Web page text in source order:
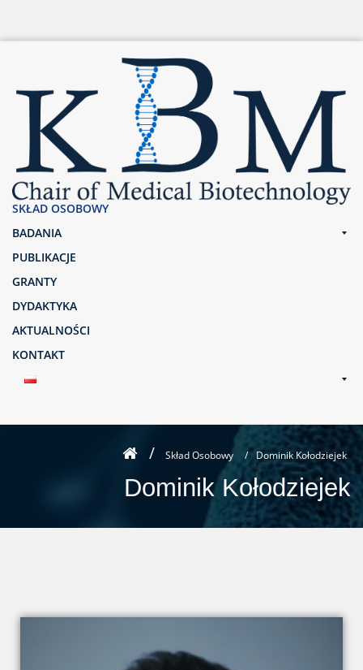
SKŁAD OSOBOWY
BADANIA
PUBLIKACJE
GRANTY
DYDAKTYKA
AKTUALNOŚCI
KONTAKT
Skład Osobowy / Dominik Kołodziejek
Dominik Kołodziejek